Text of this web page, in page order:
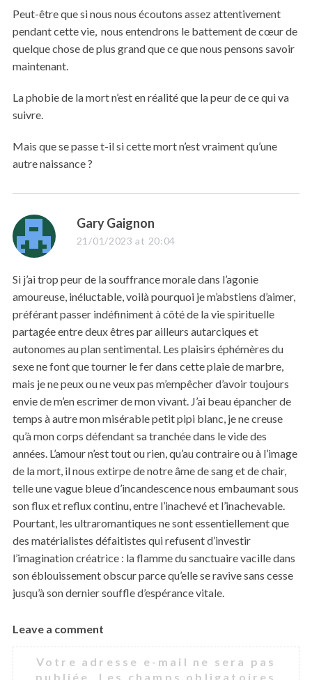
Peut-être que si nous nous écoutons assez attentivement
pendant cette vie, nous entendrons le battement de cœur de
quelque chose de plus grand que ce que nous pensons savoir
maintenant.
La phobie de la mort n’est en réalité que la peur de ce qui va
suivre.
Mais que se passe t-il si cette mort n’est vraiment qu’une
autre naissance ?
s
a
s
:
Gary Gaignon
21/01/2023 at 20:04
Si j’ai trop peur de la souffrance morale dans l’agonie
amoureuse, inéluctable, voilà pourquoi je m’abstiens d’aimer,
préférant passer indéfiniment à côté de la vie spirituelle
partagée entre deux êtres par ailleurs autarciques et
autonomes au plan sentimental. Les plaisirs éphémères du
sexe ne font que tourner le fer dans cette plaie de marbre,
mais je ne peux ou ne veux pas m’empêcher d’avoir toujours
envie de m’en escrimer de mon vivant. J’ai beau épancher de
temps à autre mon misérable petit pipi blanc, je ne creuse
qu’à mon corps défendant sa tranchée dans le vide des
années. L’amour n’est tout ou rien, qu’au contraire ou à l’image
de la mort, il nous extirpe de notre âme de sang et de chair,
telle une vague bleue d’incandescence nous embaumant sous
son flux et reflux continu, entre l’inachevé et l’inachevable.
Pourtant, les ultraromantiques ne sont essentiellement que
des matérialistes défaitistes qui refusent d’investir
l’imagination créatrice : la flamme du sanctuaire vacille dans
son éblouissement obscur parce qu’elle se ravive sans cesse
jusqu’à son dernier souffle d’espérance vitale.
L
e
a
Leave a comment
Votre adresse e-mail ne sera pas
publiée. Les champs obligatoires
r
f
o